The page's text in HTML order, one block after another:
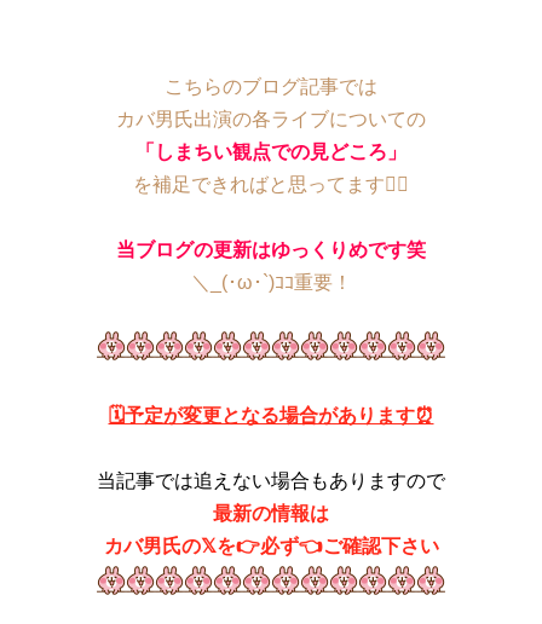
こちらのブログ記事では
カバ男氏出演の各ライブについての
「しまちい観点での見どころ」
を補足できればと思ってます💁‍♂️
当ブログの更新はゆっくりめです笑
＼_(･ω･`)ｺｺ重要！
🗓予定が変更となる場合があります⏰
当記事では追えない場合もありますので
最新の情報は
カバ男氏の𝕏を👉必ず👈ご確認下さい